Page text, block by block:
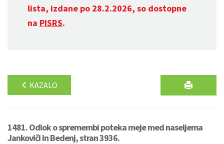
lista, izdane po 28.2.2026, so dostopne
na PISRS.
KAZALO
1481. Odlok o spremembi poteka meje med naseljema
Jankoviči in Bedenj, stran 3936.